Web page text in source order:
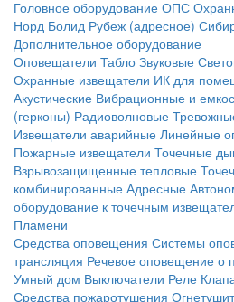
Головное оборудование ОПС
Норд Болид Рубеж (адресное)
Дополнительное оборудование
Оповещатели Табло Звуковые
Охранные извещатели ИК для
Акустические Вибрационные и
(герконы) Радиоволновые
Извещатели аварийные Линейные
Пожарные извещатели Точечные
Взрывозащищенные тепловые
комбинированные Адресные
оборудование к точечным
Пламени
Средства оповещения Системы
трансляция Речевое оповещение о
Умный дом Выключатели Реле
Средства пожаротушения